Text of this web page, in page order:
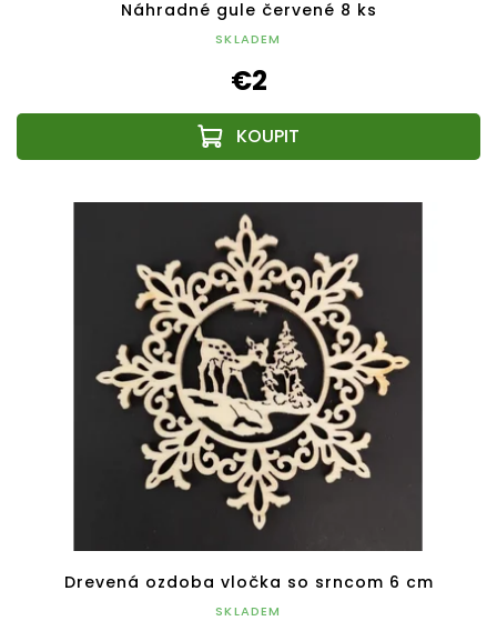
Náhradné gule červené 8 ks
SKLADEM
€2
Drevená ozdoba vločka so srncom 6 cm
SKLADEM